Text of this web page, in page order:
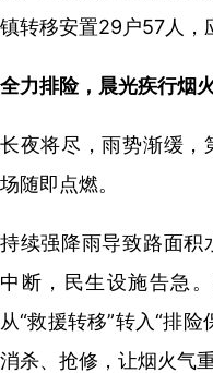
镇转移安置29户57人，
全力排险，晨光疾行烟
长夜将尽，雨势渐缓，
场随即点燃。
持续强降雨导致路面积
中断，民生设施告急
从“救援转移”转入“排险
消杀、抢修，让烟火气